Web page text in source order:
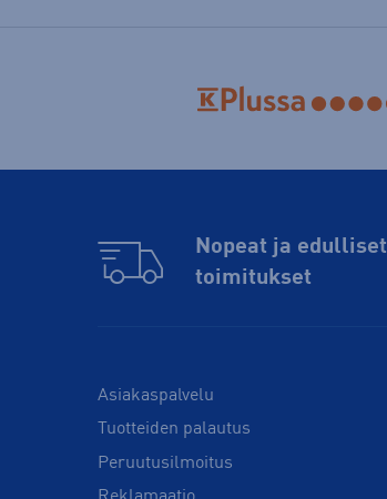
Nopeat ja edulliset
toimitukset
Asiakaspalvelu
Tuotteiden palautus
Peruutusilmoitus